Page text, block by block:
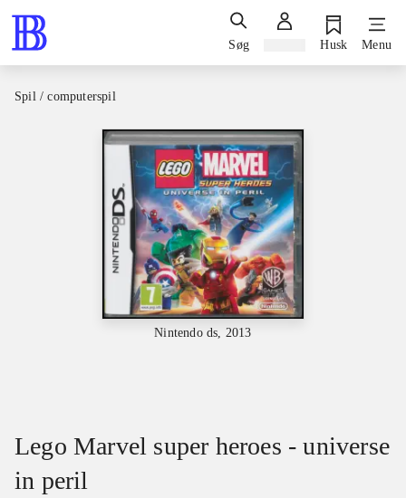
Søg Husk Menu
Spil / computerspil
Nintendo ds, 2013
Lego Marvel super heroes - universe
in peril